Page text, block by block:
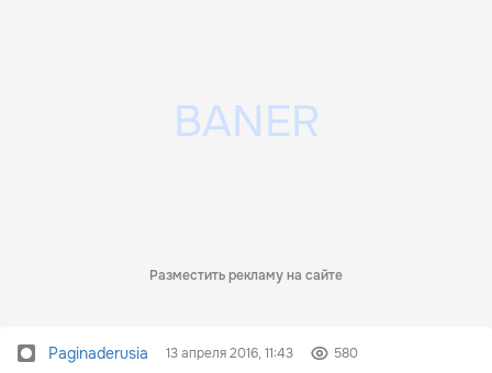
Разместить рекламу на сайте
Paginaderusia 13 апреля 2016, 11:43 580